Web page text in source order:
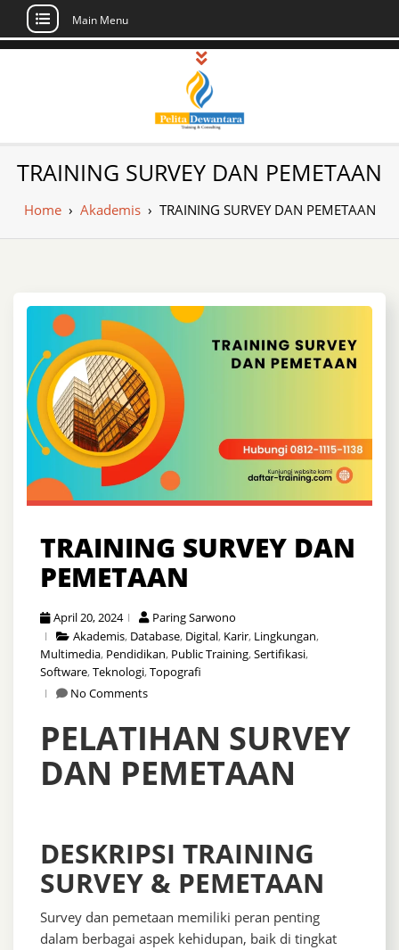
Skip
Main Menu
Pusat Pelatihan
dan Sertifikasi –
Daftar Training
Sertifikasi di Indonesia
TRAINING SURVEY DAN PEMETAAN
Home› Akademis› TRAINING SURVEY DAN PEMETAAN
TRAINING SURVEY DAN
PEMETAAN
April 20, 2024
Paring Sarwono
Akademis, Database, Digital, Karir, Lingkungan,
Multimedia, Pendidikan, Public Training,Sertifikasi,
Software,Teknologi,Topografi
No Comments
PELATIHAN SURVEY
DAN PEMETAAN
DESKRIPSI TRAINING
SURVEY & PEMETAAN
Survey dan pemetaan memiliki peran penting
dalam berbagai aspek kehidupan, baik di tingkat